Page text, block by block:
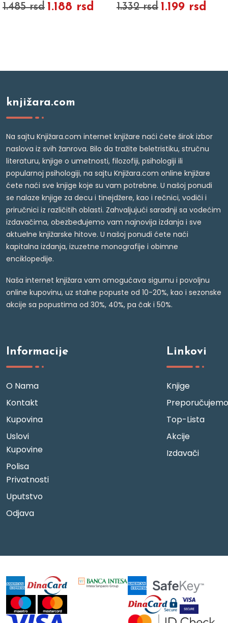
1.485 rsd 1.188 rsd 1.332 rsd 1.199 rsd
knjižara.com
Na sajtu Knjižara.com internet knjižare naći ćete širok izbor
naslova iz svih žanrova. Bilo da tražite beletristiku, stručnu
literaturu, knjige o umetnosti, filozofiji, psihologiji ili
popularnoj psihologiji, na sajtu Knjižara.com online knjižare
ćete naći sve knjige koje su vam potrebne. U našoj ponudi
se nalaze knjige za decu i tinejdžere, kao i rečnici, vodiči i
priručnici iz različitih oblasti. Zahvaljujući saradnji sa vodećim
izdavačima, obezbeđujemo vam najnovija izdanja i sve
aktuelne knjižarske hitove. U našoj ponudi ćete naći
kapitalna izdanja, izuzetne monografije i obimne
enciklopedije.
Naša internet knjižara vam omogućava sigurnu i povoljnu
online kupovinu, uz stalne popuste od 10-20%, kao i sezonske
akcije sa popustima od 30%, 40%, pa čak i 50%.
Informacije
O Nama
Kontakt
Kupovina
Uslovi
Kupovine
Polisa
Privatnosti
Uputstvo
Odjava
Linkovi
Knjige
Preporučujemo
Top-Lista
Akcije
Izdavači